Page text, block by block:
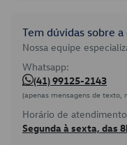
Tem dúvidas sobre
Nossa equipe
Whatsapp:
(41) 99125-2143
(apenas mensagens de texto,
Horário de
Segunda à sexta, das